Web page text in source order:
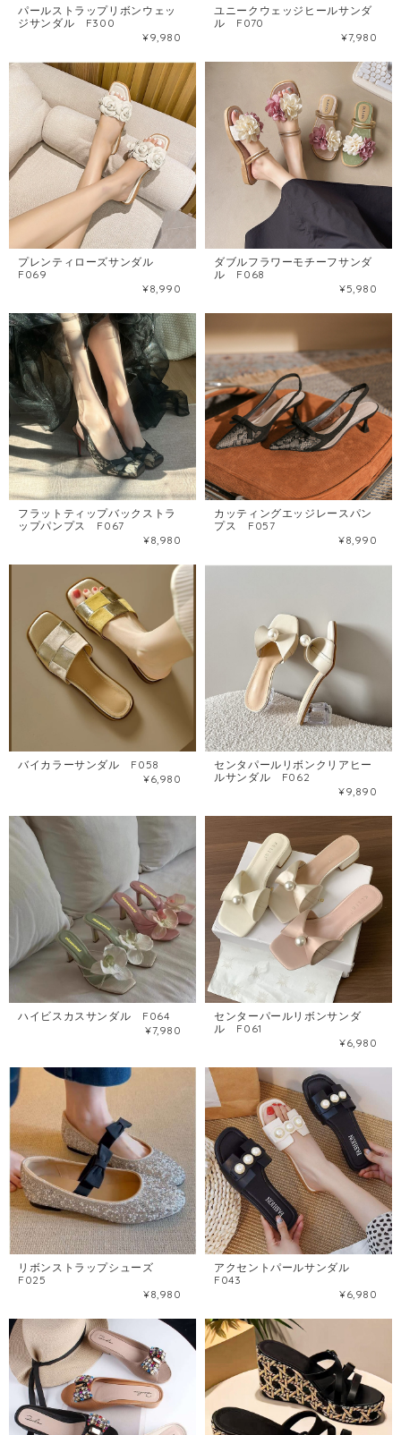
パールストラップリボンウェッ
ジサンダル F300
¥9,980
ユニークウェッジヒールサンダ
ル F070
¥7,980
プレンティローズサンダル
F069
¥8,990
ダブルフラワーモチーフサンダ
ル F068
¥5,980
フラットティップバックストラ
ップパンプス F067
¥8,980
カッティングエッジレースパン
プス F057
¥8,990
バイカラーサンダル F058
¥6,980
センタパールリボンクリアヒー
ルサンダル F062
¥9,890
ハイビスカスサンダル F064
¥7,980
センターパールリボンサンダ
ル F061
¥6,980
リボンストラップシューズ
F025
¥8,980
アクセントパールサンダル
F043
¥6,980